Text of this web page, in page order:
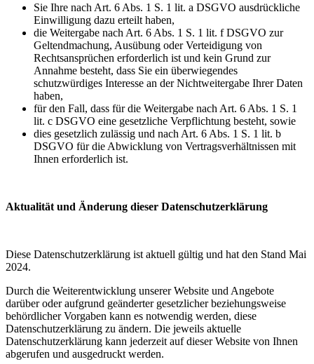
Sie Ihre nach Art. 6 Abs. 1 S. 1 lit. a DSGVO ausdrückliche
Einwilligung dazu erteilt haben,
die Weitergabe nach Art. 6 Abs. 1 S. 1 lit. f DSGVO zur
Geltendmachung, Ausübung oder Verteidigung von
Rechtsansprüchen erforderlich ist und kein Grund zur
Annahme besteht, dass Sie ein überwiegendes
schutzwürdiges Interesse an der Nichtweitergabe Ihrer Daten
haben,
für den Fall, dass für die Weitergabe nach Art. 6 Abs. 1 S. 1
lit. c DSGVO eine gesetzliche Verpflichtung besteht, sowie
dies gesetzlich zulässig und nach Art. 6 Abs. 1 S. 1 lit. b
DSGVO für die Abwicklung von Vertragsverhältnissen mit
Ihnen erforderlich ist.
Aktualität und Änderung dieser Datenschutzerklärung
Diese Datenschutzerklärung ist aktuell gültig und hat den Stand Mai
2024.
Durch die Weiterentwicklung unserer Website und Angebote
darüber oder aufgrund geänderter gesetzlicher beziehungsweise
behördlicher Vorgaben kann es notwendig werden, diese
Datenschutzerklärung zu ändern. Die jeweils aktuelle
Datenschutzerklärung kann jederzeit auf dieser Website von Ihnen
abgerufen und ausgedruckt werden.